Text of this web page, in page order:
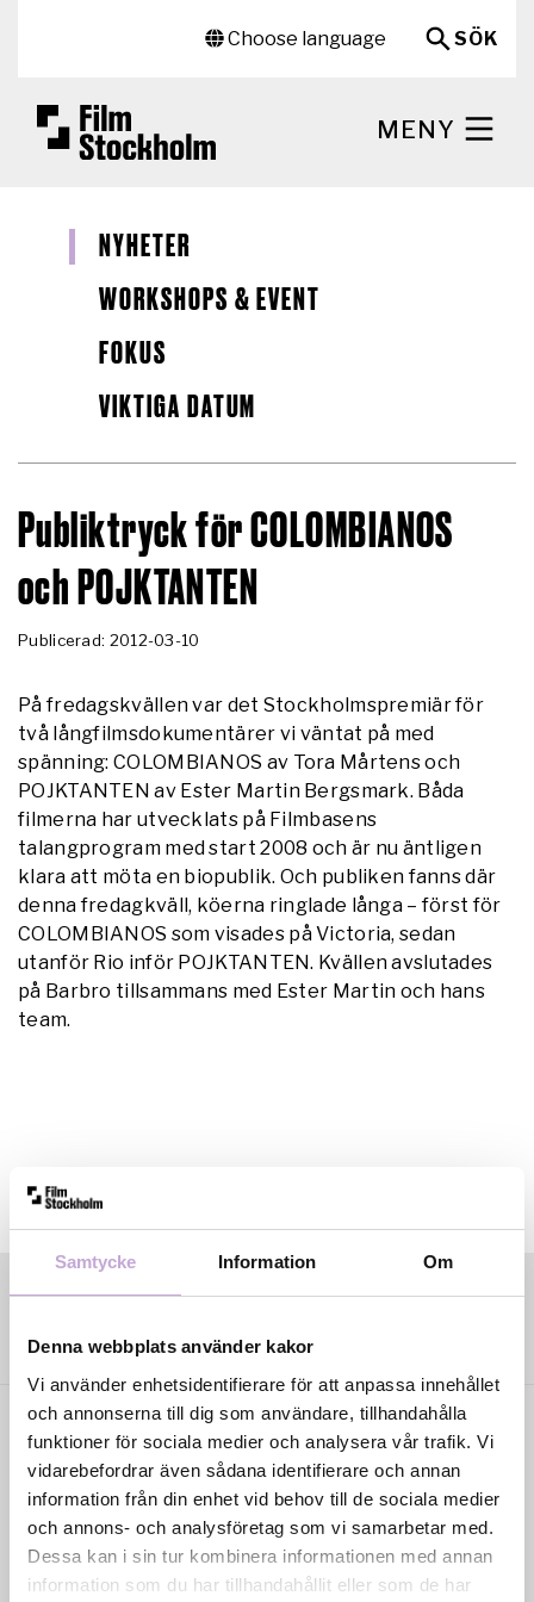
Samtycke Information Om
Denna webbplats använder kakor
Vi använder enhetsidentifierare för att anpassa innehållet
och annonserna till dig som användare, tillhandahålla
funktioner för sociala medier och analysera vår trafik. Vi
vidarebefordrar även sådana identifierare och annan
information från din enhet vid behov till de sociala medier
och annons- och analysföretag som vi samarbetar med.
Dessa kan i sin tur kombinera informationen med annan
information som du har tillhandahållit eller som de har
Choose language
SÖK
MENY
NYHETER
WORKSHOPS & EVENT
FOKUS
VIKTIGA DATUM
Publiktryck för COLOMBIANOS
och POJKTANTEN
Publicerad: 2012-03-10
På fredagskvällen var det Stockholmspremiär för
två långfilmsdokumentärer vi väntat på med
spänning: COLOMBIANOS av Tora Mårtens och
POJKTANTEN av Ester Martin Bergsmark. Båda
filmerna har utvecklats på Filmbasens
talangprogram med start 2008 och är nu äntligen
klara att möta en biopublik. Och publiken fanns där
denna fredagkväll, köerna ringlade långa – först för
COLOMBIANOS som visades på Victoria, sedan
utanför Rio inför POJKTANTEN. Kvällen avslutades
på Barbro tillsammans med Ester Martin och hans
team.
Film Stockholm AB är en regional filmfond med